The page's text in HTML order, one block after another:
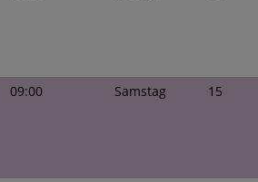
09:00 Samstag 15